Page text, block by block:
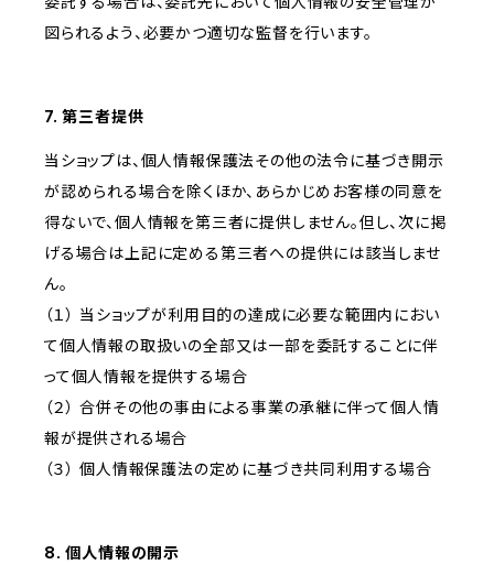
図られるよう、必要かつ適切な監督を行います。
7. 第三者提供
当ショップは、個人情報保護法その他の法令に基づき開示
が認められる場合を除くほか、あらかじめお客様の同意を
得ないで、個人情報を第三者に提供しません。但し、次に掲
げる場合は上記に定める第三者への提供には該当しませ
ん。
（１） 当ショップが利用目的の達成に必要な範囲内におい
て個人情報の取扱いの全部又は一部を委託することに伴
って個人情報を提供する場合
（２） 合併その他の事由による事業の承継に伴って個人情
報が提供される場合
（３） 個人情報保護法の定めに基づき共同利用する場合
8. 個人情報の開示